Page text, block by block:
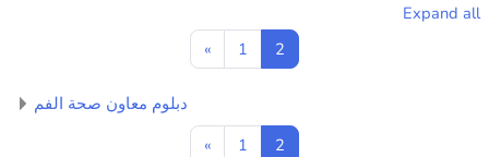
Expand all
«Previous page
1 Page 1
2
دبلوم معاون صحة الفم
«Previous page
1 Page 1
2